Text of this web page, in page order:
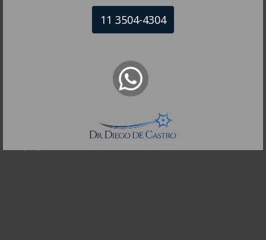
11 3504-4304
NEUROLOGISTA EM SÃO PAULO – SP
R. Itapeva, 518 - sala 1301
Bela Vista - São Paulo - SP